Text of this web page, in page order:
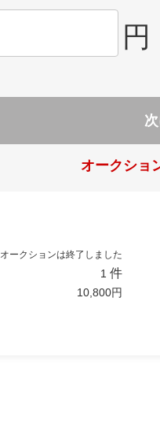
円
オークショ
オークションは終了しました
1 件
10,800円